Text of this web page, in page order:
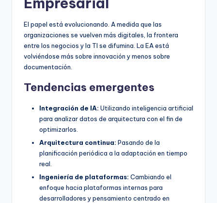
El papel está evolucionando. A medida que las
organizaciones se vuelven más digitales, la frontera
entre los negocios y la TI se difumina. La EA está
volviéndose más sobre innovación y menos sobre
documentación.
Tendencias emergentes
Integración de IA: Utilizando inteligencia artificial
para analizar datos de arquitectura con el fin de
optimizarlos.
Arquitectura continua: Pasando de la
planificación periódica a la adaptación en tiempo
real.
Ingeniería de plataformas: Cambiando el
enfoque hacia plataformas internas para
desarrolladores y pensamiento centrado en